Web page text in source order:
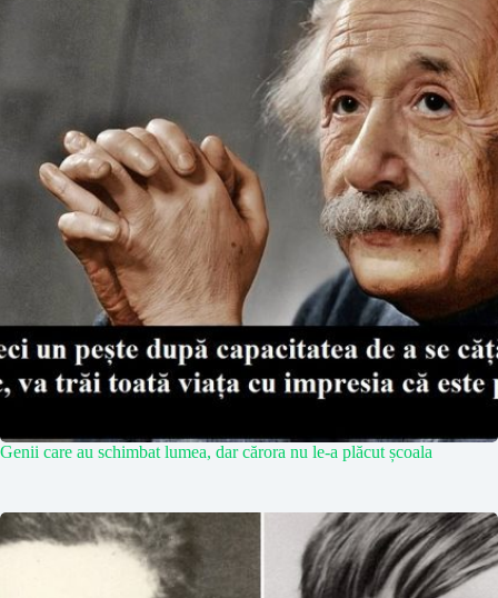
Genii care au schimbat lumea, dar cărora nu le-a plăcut școala